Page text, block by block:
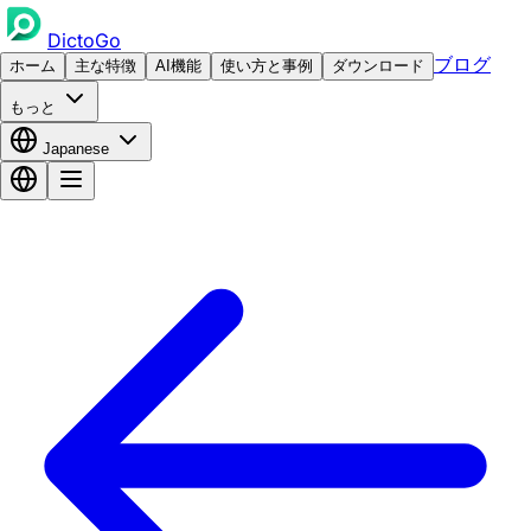
DictoGo
ホーム 主な特徴 AI機能 使い方と事例 ダウンロード ブログ
もっと
Japanese